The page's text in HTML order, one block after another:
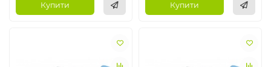
Купити Купити